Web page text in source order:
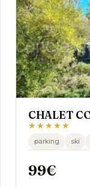
CHALET
★★★★★
parking ski
99€